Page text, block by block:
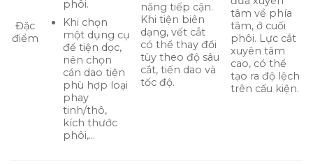
Đặc
điểm
phôi.
Khi chọn
một dụng cụ
để tiện dọc,
nên chọn
cán dao tiện
phù hợp loại
phay
tinh/thô,
kích thước
phôi,…
năng tiếp cận.
Khi tiện biên
dạng, vết cắt
có thể thay đổi
tùy theo độ sâu
cắt, tiến dao và
tốc độ.
tâm về phía
tâm, ở cuối
phôi. Lực cắt
xuyên tâm
cao, có thể
tạo ra độ lệch
trên cấu kiện.